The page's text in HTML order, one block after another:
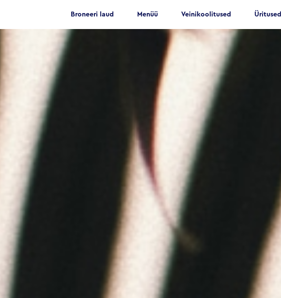
Broneeri laud Menüü Veinikoolitused Üritused